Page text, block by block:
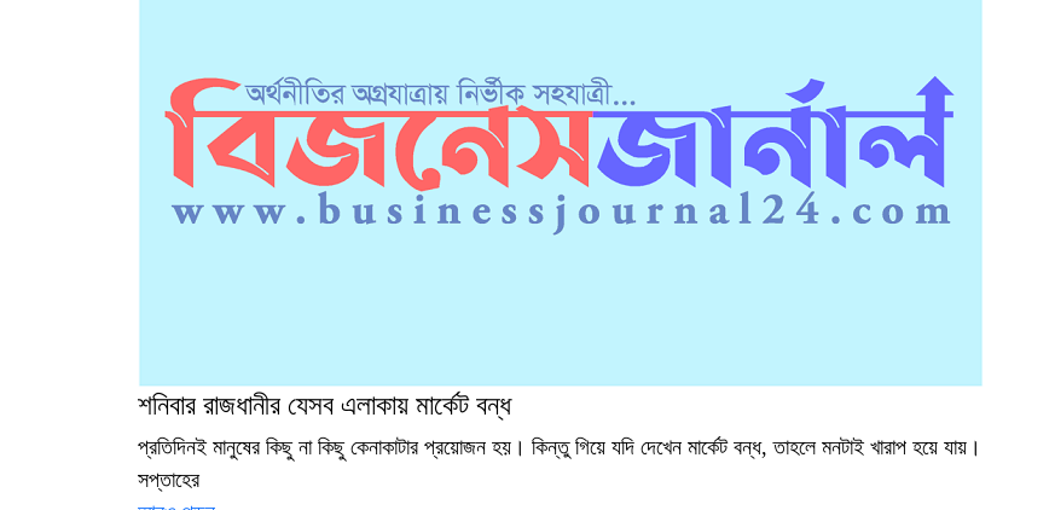
শনিবার রাজধানীর যেসব এলাকায় মার্কেট বন্ধ
প্রতিদিনই মানুষের কিছু না কিছু কেনাকাটার প্রয়োজন হয়। কিন্তু গিয়ে যদি দেখেন মার্কেট বন্ধ, তাহলে মনটাই খারাপ হয়ে যায়।
সপ্তাহের